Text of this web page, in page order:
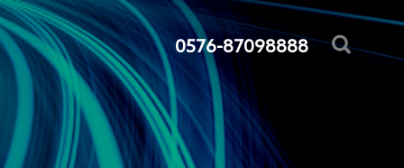
0576-87098888